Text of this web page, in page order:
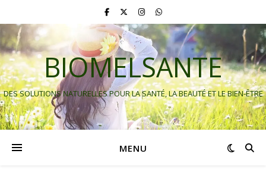
BIOMELSANTE
DES SOLUTIONS NATURELLES POUR LA SANTÉ, LA BEAUTÉ ET LE BIEN-ÊTRE
MENU